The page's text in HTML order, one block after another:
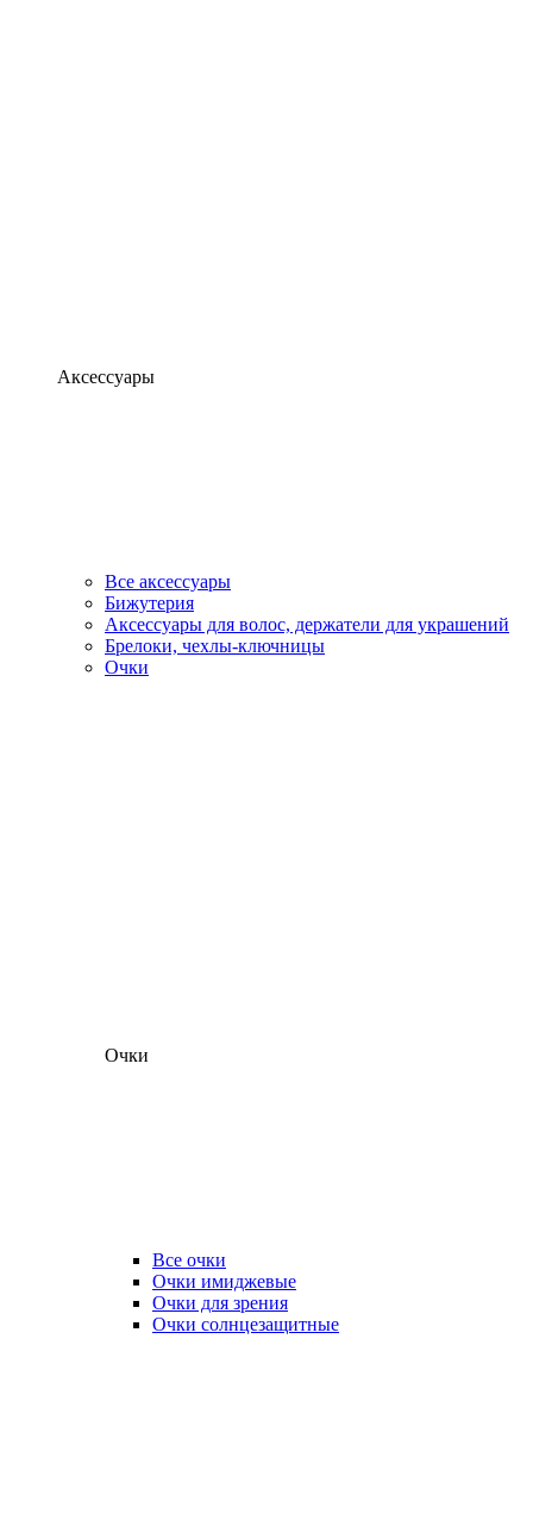
Аксессуары
Все аксессуары
Бижутерия
Аксессуары для волос, держатели для украшений
Брелоки, чехлы-ключницы
Очки
Очки
Все очки
Очки имиджевые
Очки для зрения
Очки солнцезащитные